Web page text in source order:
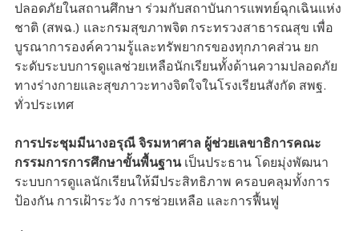
ปลอดภัยในสถานศึกษา ร่วมกับสถาบันการแพทย์ฉุกเฉินแห่ง
ชาติ (สพฉ.) และกรมสุขภาพจิต กระทรวงสาธารณสุข เพื่อ
บูรณาการองค์ความรู้และทรัพยากรของทุกภาคส่วน ยก
ระดับระบบการดูแลช่วยเหลือนักเรียนทั้งด้านความปลอดภัย
ทางร่างกายและสุขภาวะทางจิตใจในโรงเรียนสังกัด สพฐ.
ทั่วประเทศ
การประชุมมีนางอรุณี จิรมหาศาล ผู้ช่วยเลขาธิการคณะ
กรรมการการศึกษาขั้นพื้นฐาน เป็นประธาน โดยมุ่งพัฒนา
ระบบการดูแลนักเรียนให้มีประสิทธิภาพ ครอบคลุมทั้งการ
ป้องกัน การเฝ้าระวัง การช่วยเหลือ และการฟื้นฟู